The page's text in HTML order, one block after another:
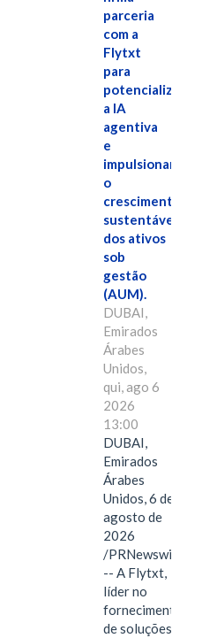
parceria
com a
Flytxt
para
potencializar
a IA
agentiva
e
impulsionar
o
crescimento
sustentável
dos ativos
sob
gestão
(AUM).
DUBAI,
Emirados
Árabes
Unidos,
qui, ago 6
2026
13:00
DUBAI,
Emirados
Árabes
Unidos, 6 de
agosto de
2026
/PRNewswire/
-- A Flytxt,
líder no
fornecimento
de soluções de